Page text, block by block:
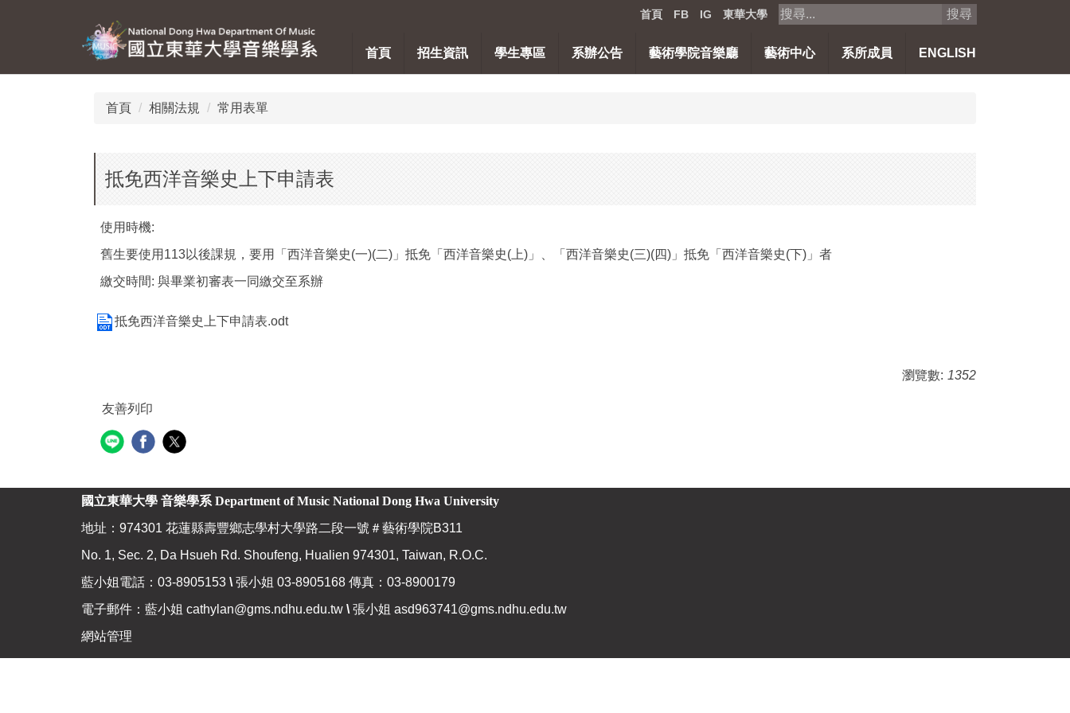
首頁 FB IG 東華大學 搜尋
首頁 招生資訊 學生專區 系辦公告 藝術學院音樂廳 藝術中心 系所成員 ENGLISH
首頁 相關法規 常用表單
抵免西洋音樂史上下申請表
使用時機:
舊生要使用113以後課規，要用「西洋音樂史(一)(二)」抵免「西洋音樂史(上)」、「西洋音樂史(三)(四)」抵免「西洋音樂史(下)」者
繳交時間: 與畢業初審表一同繳交至系辦
抵免西洋音樂史上下申請表.odt
瀏覽數: 1352
友善列印
國立東華大學 音樂學系 Department of Music National Dong Hwa University
地址：974301 花蓮縣壽豐鄉志學村大學路二段一號＃藝術學院B311
No. 1, Sec. 2, Da Hsueh Rd. Shoufeng, Hualien 974301, Taiwan, R.O.C.
藍小姐電話：03-8905153 \ 張小姐 03-8905168 傳真：03-8900179
電子郵件：藍小姐 cathylan@gms.ndhu.edu.tw \ 張小姐 asd963741@gms.ndhu.edu.tw
網站管理